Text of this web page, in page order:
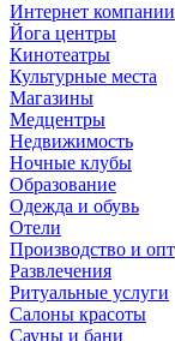
Интернет компании
Йога центры
Кинотеатры
Культурные места
Магазины
Медцентры
Недвижимость
Ночные клубы
Образование
Одежда и обувь
Отели
Производство и опт
Развлечения
Ритуальные услуги
Салоны красоты
Сауны и бани